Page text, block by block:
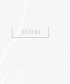
1000 m